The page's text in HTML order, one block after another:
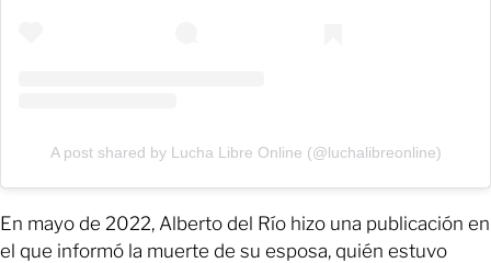
A post shared by Lucha Libre Online (@luchalibreonline)
En mayo de 2022, Alberto del Río hizo una publicación en
el que informó la muerte de su esposa, quién estuvo